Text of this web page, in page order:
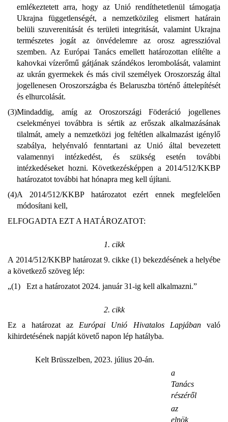
emlékeztetett arra, hogy az Unió rendíthetetlenül támogatja
Ukrajna függetlenségét, a nemzetközileg elismert határain
belüli szuverenitását és területi integritását, valamint Ukrajna
természetes jogát az önvédelemre az orosz agresszióval
szemben. Az Európai Tanács emellett határozottan elítélte a
kahovkai vízerőmű gátjának szándékos lerombolását, valamint
az ukrán gyermekek és más civil személyek Oroszország által
jogellenesen Oroszországba és Belaruszba történő áttelepítését
és elhurcolását.
(3)Mindaddig, amíg az Oroszországi Föderáció jogellenes
cselekményei továbbra is sértik az erőszak alkalmazásának
tilalmát, amely a nemzetközi jog feltétlen alkalmazást igénylő
szabálya, helyénvaló fenntartani az Unió által bevezetett
valamennyi intézkedést, és szükség esetén további
intézkedéseket hozni. Következésképpen a 2014/512/KKBP
határozatot további hat hónapra meg kell újítani.
(4)A 2014/512/KKBP határozatot ezért ennek megfelelően
módosítani kell,
ELFOGADTA EZT A HATÁROZATOT:
1. cikk
A 2014/512/KKBP határozat 9. cikke (1) bekezdésének a helyébe
a következő szöveg lép:
„(1) Ezt a határozatot 2024. január 31-ig kell alkalmazni.”
2. cikk
Ez a határozat az Európai Unió Hivatalos Lapjábanvaló
kihirdetésének napját követő napon lép hatályba.
Kelt Brüsszelben, 2023. július 20-án.
a
Tanács
részéről
az
elnök